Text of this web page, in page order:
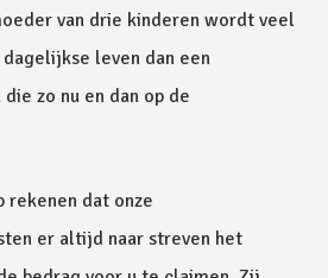
van drie kinderen wordt veel
leven dan een
zo nu en dan op de
rekenen dat onze
er altijd naar streven het